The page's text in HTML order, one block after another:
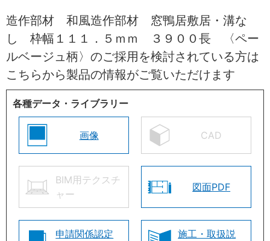
造作部材 和風造作部材 窓鴨居敷居・溝な
し 枠幅１１１．５ｍｍ ３９００長 〈ペー
ルベージュ柄〉のご採用を検討されている方は
こちらから製品の情報がご覧いただけます
各種データ・ライブラリー
画像 CAD
BIM用テクスチ
ャー
図面PDF
申請関係認定
施工・取扱説